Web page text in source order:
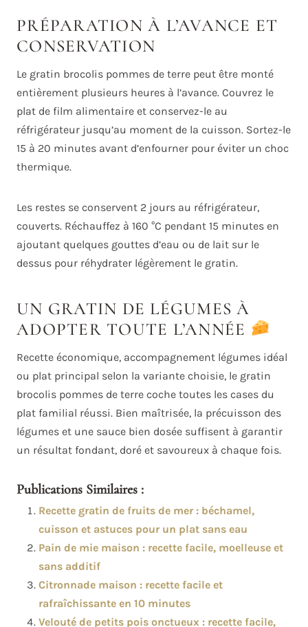
PRÉPARATION À L’AVANCE ET
CONSERVATION
Le gratin brocolis pommes de terre peut être monté
entièrement plusieurs heures à l’avance. Couvrez le
plat de film alimentaire et conservez-le au
réfrigérateur jusqu’au moment de la cuisson. Sortez-le
15 à 20 minutes avant d’enfourner pour éviter un choc
thermique.
Les restes se conservent 2 jours au réfrigérateur,
couverts. Réchauffez à 160 °C pendant 15 minutes en
ajoutant quelques gouttes d’eau ou de lait sur le
dessus pour réhydrater légèrement le gratin.
UN GRATIN DE LÉGUMES À
ADOPTER TOUTE L’ANNÉE
Recette économique, accompagnement légumes idéal
ou plat principal selon la variante choisie, le gratin
brocolis pommes de terre coche toutes les cases du
plat familial réussi. Bien maîtrisée, la précuisson des
légumes et une sauce bien dosée suffisent à garantir
un résultat fondant, doré et savoureux à chaque fois.
Publications Similaires :
Recette gratin de fruits de mer : béchamel,
cuisson et astuces pour un plat sans eau
Pain de mie maison : recette facile, moelleuse et
sans additif
Citronnade maison : recette facile et
rafraîchissante en 10 minutes
Velouté de petits pois onctueux : recette facile,